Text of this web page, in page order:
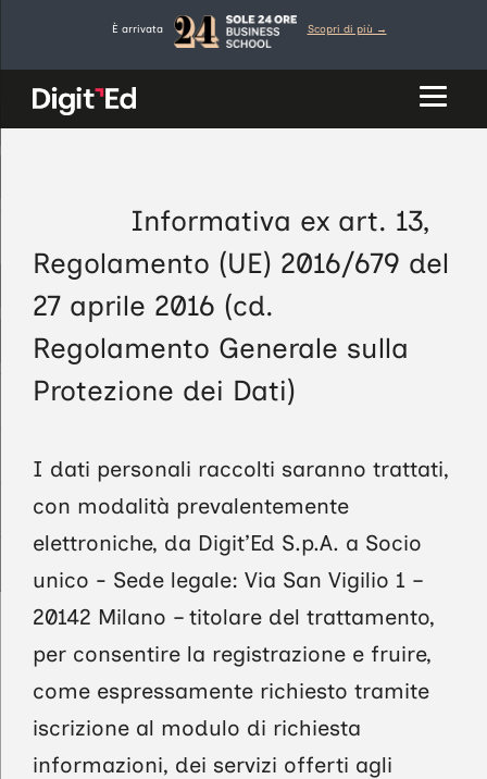
contenuto
È arrivata Scopri di più →
Informativa ex art. 13,
Regolamento (UE) 2016/679 del
27 aprile 2016 (cd.
Regolamento Generale sulla
Protezione dei Dati)
I dati personali raccolti saranno trattati,
con modalità prevalentemente
elettroniche, da Digit’Ed S.p.A. a Socio
unico - Sede legale: Via San Vigilio 1 –
20142 Milano – titolare del trattamento,
per consentire la registrazione e fruire,
come espressamente richiesto tramite
iscrizione al modulo di richiesta
informazioni, dei servizi offerti agli